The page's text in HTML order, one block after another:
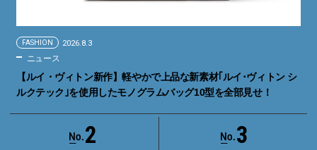
FASHION 2026.8.3
ニュース
【ルイ・ヴィトン新作】軽やかで上品な新素材｢ルイ･ヴィトン シ
ルクテック｣を使用したモノグラムバッグ10型を全部見せ！
2 3